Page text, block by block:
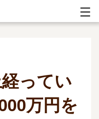
ってい
万円を